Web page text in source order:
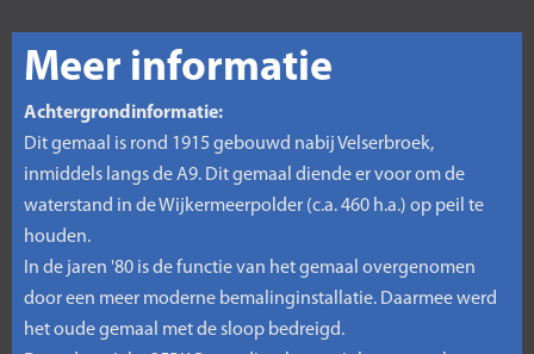
Meer informatie
Achtergrondinformatie:
Dit gemaal is rond 1915 gebouwd nabij Velserbroek,
inmiddels langs de A9. Dit gemaal diende er voor om de
waterstand in de Wijkermeerpolder (c.a. 460 h.a.) op peil te
houden.
In de jaren '80 is de functie van het gemaal overgenomen
door een meer moderne bemalinginstallatie. Daarmee werd
het oude gemaal met de sloop bedreigd.